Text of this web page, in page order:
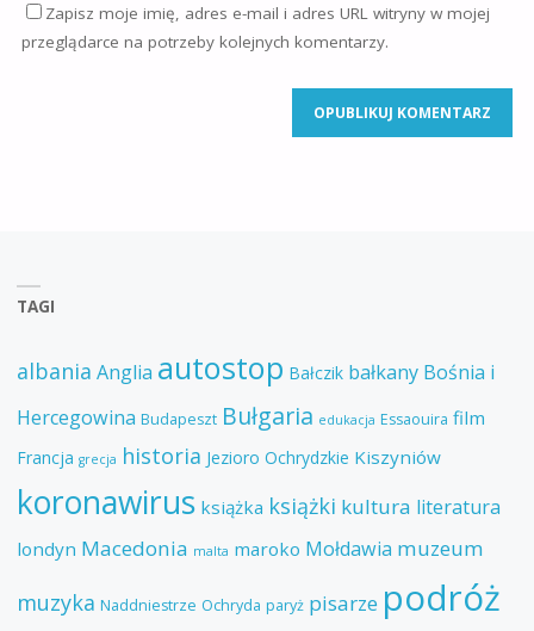
Zapisz moje imię, adres e-mail i adres URL witryny w mojej
przeglądarce na potrzeby kolejnych komentarzy.
TAGI
albania Anglia autostop Bałczik bałkany Bośnia i
Hercegowina Budapeszt Bułgaria edukacja Essaouira film
Francja grecja historia Jezioro Ochrydzkie Kiszyniów
koronawirus książka książki kultura literatura
londyn Macedonia malta maroko Mołdawia muzeum
muzyka Naddniestrze Ochryda paryż pisarze podróż